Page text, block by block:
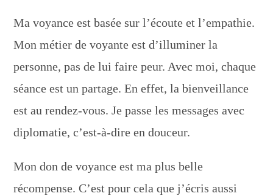
Ma voyance est basée sur l’écoute et l’empathie.
Mon métier de voyante est d’illuminer la
personne, pas de lui faire peur. Avec moi, chaque
séance est un partage. En effet, la bienveillance
est au rendez-vous. Je passe les messages avec
diplomatie, c’est-à-dire en douceur.
Mon don de voyance est ma plus belle
récompense. C’est pour cela que j’écris aussi